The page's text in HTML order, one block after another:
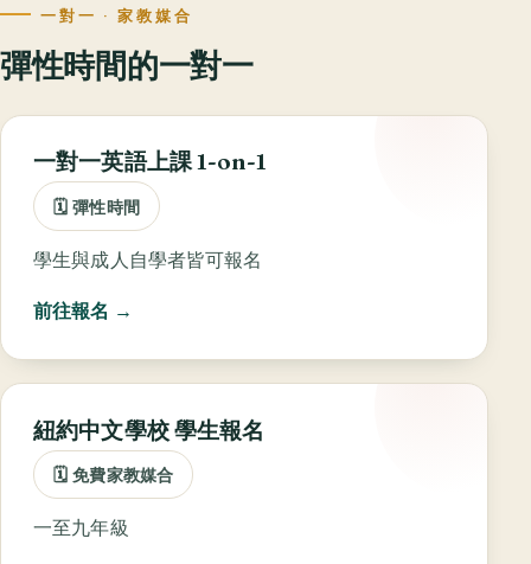
一對一 · 家教媒合
彈性時間的一對一
一對一英語上課 1-on-1
🗓 彈性時間
學生與成人自學者皆可報名
前往報名 →
紐約中文學校 學生報名
🗓 免費家教媒合
一至九年級